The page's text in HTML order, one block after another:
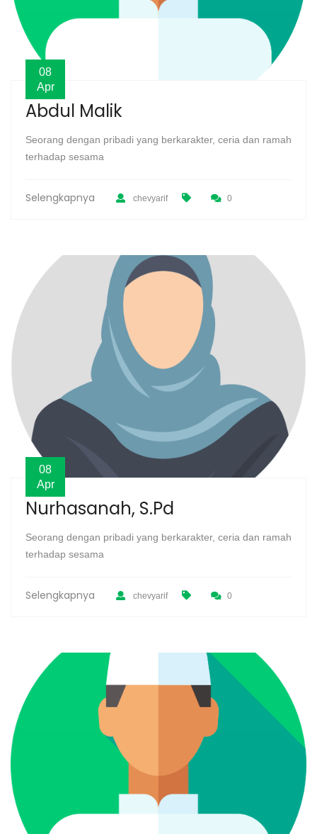
08
Apr
Abdul Malik
Seorang dengan pribadi yang berkarakter, ceria dan ramah
terhadap sesama
Selengkapnya chevyarif 0
08
Apr
Nurhasanah, S.Pd
Seorang dengan pribadi yang berkarakter, ceria dan ramah
terhadap sesama
Selengkapnya chevyarif 0